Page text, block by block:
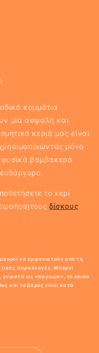
κομμάτια
μία ασφαλή και
κεριά μας είναι
μόνο
φυσικά βαμβακερά
το κερί
δίσκους
να εμφανιστούν από τη
παραλλαγές. Μπορεί
γνωστά ως «πάγωμα», το οποίο
και το βάρος είναι κατά